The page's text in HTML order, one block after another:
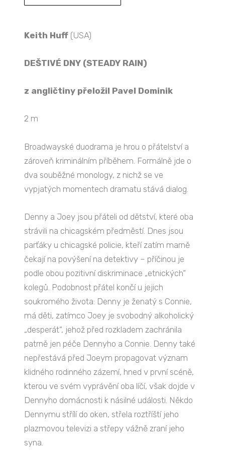
Keith Huff (USA)
DEŠTIVÉ DNY (STEADY RAIN)
z angličtiny přeložil Pavel Dominik
2 m
Broadwayské duodrama je hrou o přátelství a
zároveň kriminálním příběhem. Formálně jde o
dva souběžné monology, z nichž se ve
vypjatých momentech dramatu stává dialog.
Denny a Joey jsou přáteli od dětství, které oba
strávili na chicagském předměstí. Dnes jsou
parťáky u chicagské policie, kteří zatím marně
čekají na povýšení na detektivy – příčinou je
podle obou pozitivní diskriminace „etnických“
kolegů. Podobnost přátel končí u jejich
soukromého života: Denny je ženatý s Connie,
má děti, zatímco Joey je svobodný alkoholický
„desperát“, jehož před rozkladem zachránila
patrně jen péče Dennyho a Connie. Denny také
nepřestává před Joeym propagovat význam
klidného rodinného zázemí, hned v první scéně,
kterou ve svém vyprávění oba líčí, však dojde v
Dennyho domácnosti k násilné události. Někdo
Dennymu střílí do oken, střela roztříští jeho
plazmovou televizi a střepy vážně zraní jeho
syna.